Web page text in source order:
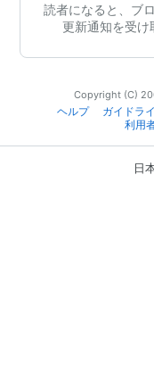
読者になると、ブ
更新通知を受け
Copyright (C)
ヘルプ
ガイドラ
利用
日